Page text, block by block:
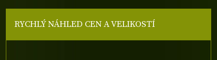
RYCHLÝ NÁHLED CEN A VELIKOSTÍ